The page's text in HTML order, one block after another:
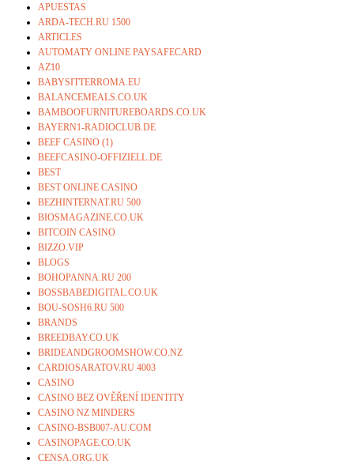
APUESTAS
ARDA-TECH.RU 1500
ARTICLES
AUTOMATY ONLINE PAYSAFECARD
AZ10
BABYSITTERROMA.EU
BALANCEMEALS.CO.UK
BAMBOOFURNITUREBOARDS.CO.UK
BAYERN1-RADIOCLUB.DE
BEEF CASINO (1)
BEEFCASINO-OFFIZIELL.DE
BEST
BEST ONLINE CASINO
BEZHINTERNAT.RU 500
BIOSMAGAZINE.CO.UK
BITCOIN CASINO
BIZZO.VIP
BLOGS
BOHOPANNA.RU 200
BOSSBABEDIGITAL.CO.UK
BOU-SOSH6.RU 500
BRANDS
BREEDBAY.CO.UK
BRIDEANDGROOMSHOW.CO.NZ
CARDIOSARATOV.RU 4003
CASINO
CASINO BEZ OVĚŘENÍ IDENTITY
CASINO NZ MINDERS
CASINO-BSB007-AU.COM
CASINOPAGE.CO.UK
CENSA.ORG.UK